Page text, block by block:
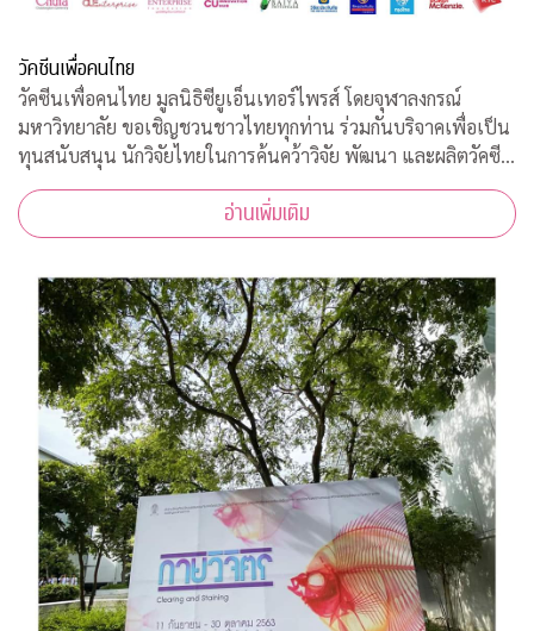
วัคซีนเพื่อคนไทย
วัคซีนเพื่อคนไทย มูลนิธิซียูเอ็นเทอร์ไพรส์ โดยจุฬาลงกรณ์
มหาวิทยาลัย ขอเชิญชวนชาวไทยทุกท่าน ร่วมกันบริจาคเพื่อเป็น
ทุนสนับสนุน นักวิจัยไทยในการค้นคว้าวิจัย พัฒนา และผลิตวัคซีน
ต้านโควิด-19*
อ่านเพิ่มเติม